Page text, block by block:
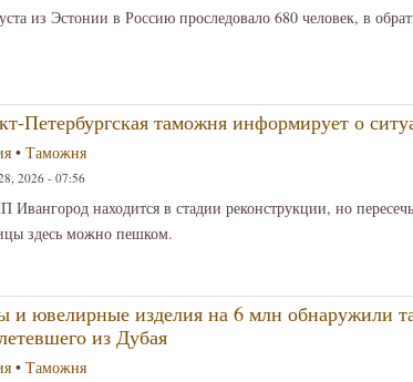
из Эстонии в Россию проследовало 680 человек, в
Петербургская таможня информирует о
• Таможня
2026 - 07:56
находится в стадии реконструкции, но
здесь можно пешком.
и ювелирные изделия на 6 млн обнаружили
из Дубая
• Таможня